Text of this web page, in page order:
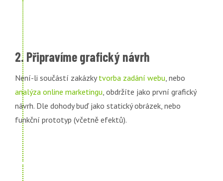
2. Připravíme grafický návrh
Není-li součástí zakázkytvorba zadání webu, nebo
analýza online marketingu, obdržíte jako první grafický
návrh. Dle dohody buď jako statický obrázek, nebo
funkční prototyp (včetně efektů).